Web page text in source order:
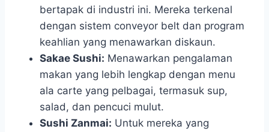
bertapak di industri ini. Mereka terkenal
dengan sistem conveyor belt dan program
keahlian yang menawarkan diskaun.
Sakae Sushi: Menawarkan pengalaman
makan yang lebih lengkap dengan menu
ala carte yang pelbagai, termasuk sup,
salad, dan pencuci mulut.
Sushi Zanmai: Untuk mereka yang